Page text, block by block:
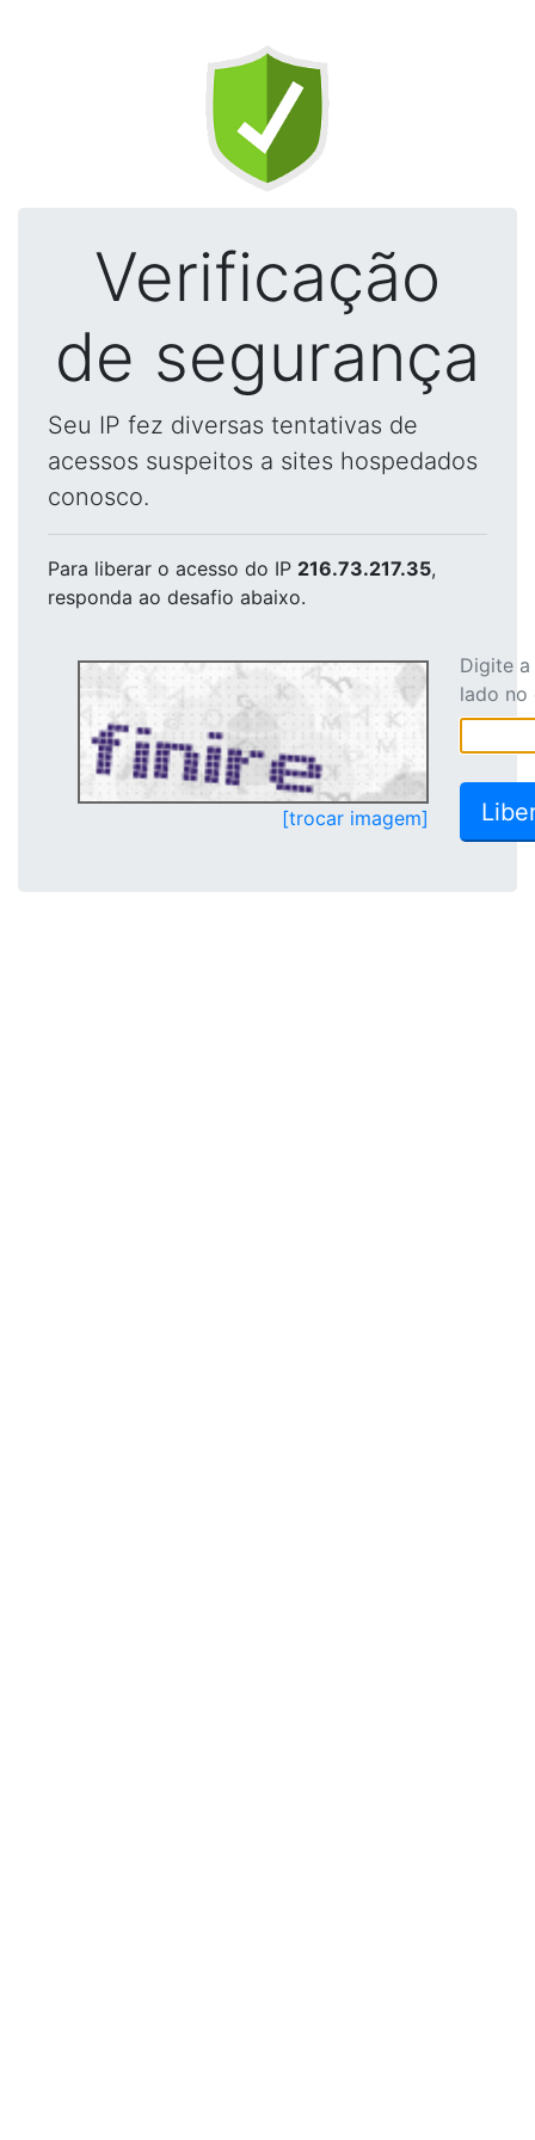
Verificação
de segurança
Seu IP fez diversas tentativas de
acessos suspeitos a sites hospedados
conosco.
Para liberar o acesso do IP 216.73.217.35,
responda ao desafio abaixo.
[trocar imagem]
Digite
lado no